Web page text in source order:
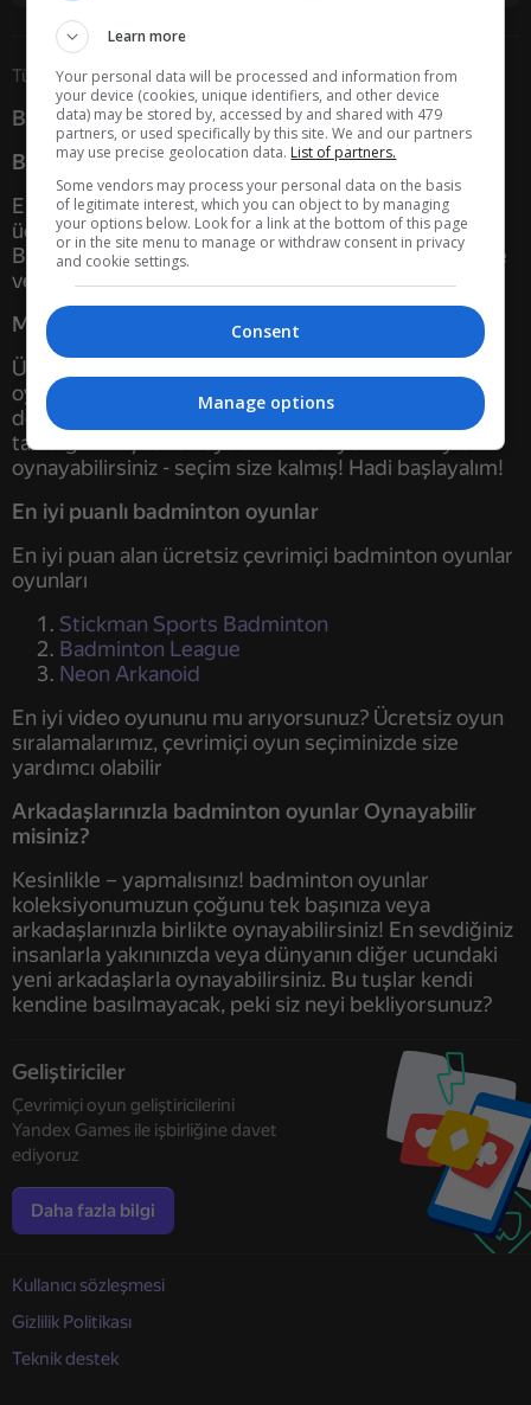
Tüm etiketler badminton
Badminton oyunlar
Badminton oyunlar nedir?
En iyi çevrimiçi Badminton oyunlar Yandex Games
ücretsiz oyna. Mobil cihazda veya bilgisayarda
Badminton oyunlar tadını çıkar. Hiçbir şey indirmeye
ve yüklemeye gerek yok!
Multiplayer badminton oyunlar
Ücretsiz badminton oyunlar oyunlarımızın çoğu çok
oyunculu modda mevcuttur ve bu da oyun
deneyimine daha fazla heyecan katar. Zaten
tanıdığınız kişilerle veya tamamen yeni birileriyle
oynayabilirsiniz - seçim size kalmış! Hadi başlayalım!
En iyi puanlı badminton oyunlar
En iyi puan alan ücretsiz çevrimiçi badminton oyunlar
oyunları
Stickman Sports Badminton
Badminton League
Neon Arkanoid
En iyi video oyununu mu arıyorsunuz? Ücretsiz oyun
sıralamalarımız, çevrimiçi oyun seçiminizde size
yardımcı olabilir
Arkadaşlarınızla badminton oyunlar Oynayabilir
misiniz?
Kesinlikle – yapmalısınız! badminton oyunlar
koleksiyonumuzun çoğunu tek başınıza veya
arkadaşlarınızla birlikte oynayabilirsiniz! En sevdiğiniz
insanlarla yakınınızda veya dünyanın diğer ucundaki
yeni arkadaşlarla oynayabilirsiniz. Bu tuşlar kendi
kendine basılmayacak, peki siz neyi bekliyorsunuz?
Geliştiriciler
Çevrimiçi oyun geliştiricilerini
Yandex Games ile işbirliğine davet
ediyoruz
Daha fazla bilgi
Kullanıcı sözleşmesi
Gizlilik Politikası
Teknik destek
Learn more
Your personal data will be processed and information from
your device (cookies, unique identifiers, and other device
data) may be stored by, accessed by and shared with 479
partners, or used specifically by this site. We and our partners
may use precise geolocation data. List of partners.
Some vendors may process your personal data on the basis
of legitimate interest, which you can object to by managing
your options below. Look for a link at the bottom of this page
or in the site menu to manage or withdraw consent in privacy
and cookie settings.
Consent
Manage options